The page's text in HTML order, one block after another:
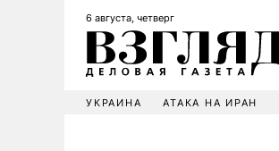
6 августа, четверг
УКРАИНА АТАКА НА ИРАН